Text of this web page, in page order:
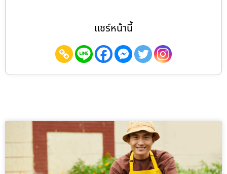
แชร์หน้านี้